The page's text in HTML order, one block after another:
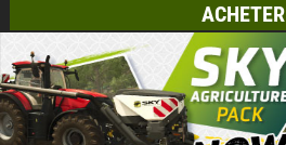
ACHETER